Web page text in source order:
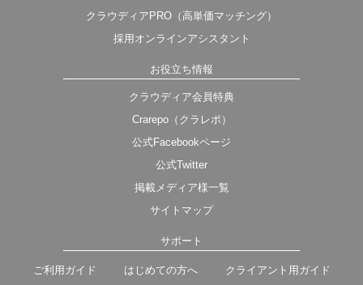
クラウディアPRO（高単価マッチング）
採用オンラインアシスタント
お役立ち情報
クラウディア会員特典
Crarepo（クラレポ）
公式Facebookページ
公式Twitter
掲載メディア様一覧
サイトマップ
サポート
ご利用ガイド はじめての方へ クライアント用ガイド